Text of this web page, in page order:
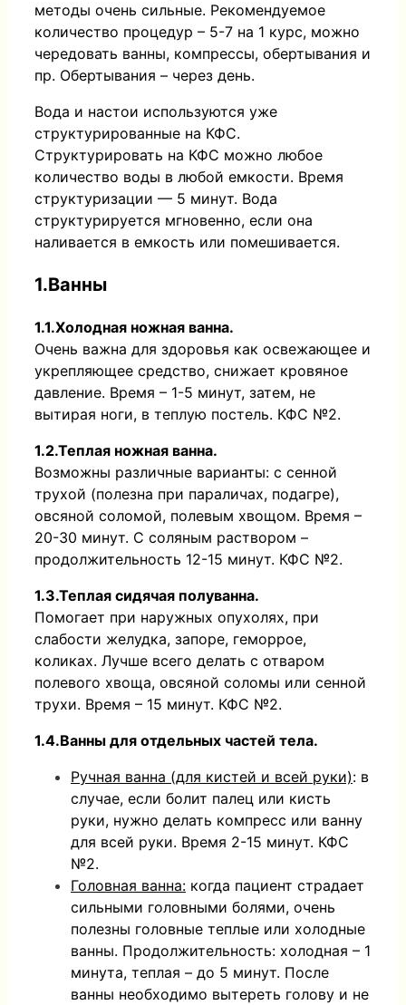
методы очень сильные. Рекомендуемое
количество процедур – 5-7 на 1 курс, можно
чередовать ванны, компрессы, обертывания и
пр. Обертывания – через день.
Вода и настои используются уже
структурированные на КФС.
Структурировать на КФС можно любое
количество воды в любой емкости. Время
структуризации — 5 минут. Вода
структурируется мгновенно, если она
наливается в емкость или помешивается.
1.Ванны
1.1.Холодная ножная ванна.
Очень важна для здоровья как освежающее и
укрепляющее средство, снижает кровяное
давление. Время – 1-5 минут, затем, не
вытирая ноги, в теплую постель. КФС №2.
1.2.Теплая ножная ванна.
Возможны различные варианты: с сенной
трухой (полезна при параличах, подагре),
овсяной соломой, полевым хвощом. Время –
20-30 минут. С соляным раствором –
продолжительность 12-15 минут. КФС №2.
1.3.Теплая сидячая полуванна.
Помогает при наружных опухолях, при
слабости желудка, запоре, геморрое,
коликах. Лучше всего делать с отваром
полевого хвоща, овсяной соломы или сенной
трухи. Время – 15 минут. КФС №2.
1.4.Ванны для отдельных частей тела.
Ручная ванна (для кистей и всей руки): в
случае, если болит палец или кисть
руки, нужно делать компресс или ванну
для всей руки. Время 2-15 минут. КФС
№2.
Головная ванна: когда пациент страдает
сильными головными болями, очень
полезны головные теплые или холодные
ванны. Продолжительность: холодная – 1
минута, теплая – до 5 минут. После
ванны необходимо вытереть голову и не